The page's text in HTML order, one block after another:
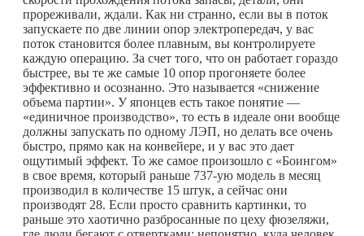
прореживали, ждали. Как ни странно, если вы в поток
запускаете по две линии опор электропередач, у вас
поток становится более плавным, вы контролируете
каждую операцию. За счет того, что он работает гораздо
быстрее, вы те же самые 10 опор прогоняете более
эффективно и осознанно. Это называется «снижение
объема партии». У японцев есть такое понятие —
«единичное производство», то есть в идеале они вообще
должны запускать по одному ЛЭП, но делать все очень
быстро, прямо как на конвейере, и у вас это дает
ощутимый эффект. То же самое произошло с «Боингом»
в свое время, который раньше 737-ую модель в месяц
производил в количестве 15 штук, а сейчас они
производят 28. Если просто сравнить картинки, то
раньше это хаотично разбросанные по цеху фюзеляжи,